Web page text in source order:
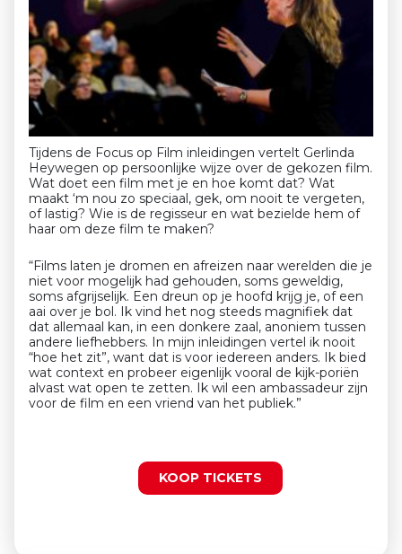
Tijdens de Focus op Film inleidingen vertelt Gerlinda
Heywegen op persoonlijke wijze over de gekozen film.
Wat doet een film met je en hoe komt dat? Wat
maakt ‘m nou zo speciaal, gek, om nooit te vergeten,
of lastig? Wie is de regisseur en wat bezielde hem of
haar om deze film te maken?
“Films laten je dromen en afreizen naar werelden die je
niet voor mogelijk had gehouden, soms geweldig,
soms afgrijselijk. Een dreun op je hoofd krijg je, of een
aai over je bol. Ik vind het nog steeds magnifiek dat
dat allemaal kan, in een donkere zaal, anoniem tussen
andere liefhebbers. In mijn inleidingen vertel ik nooit
“hoe het zit”, want dat is voor iedereen anders. Ik bied
wat context en probeer eigenlijk vooral de kijk-poriën
alvast wat open te zetten. Ik wil een ambassadeur zijn
voor de film en een vriend van het publiek.”
KOOP TICKETS